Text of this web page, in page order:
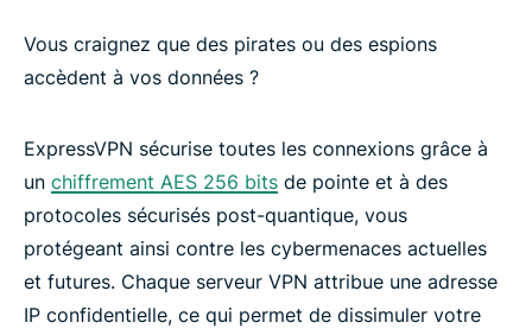
Vous craignez que des pirates ou des espions
accèdent à vos données ?
ExpressVPN sécurise toutes les connexions grâce à
un chiffrement AES 256 bits de pointe et à des
protocoles sécurisés post-quantique, vous
protégeant ainsi contre les cybermenaces actuelles
et futures. Chaque serveur VPN attribue une adresse
IP confidentielle, ce qui permet de dissimuler votre